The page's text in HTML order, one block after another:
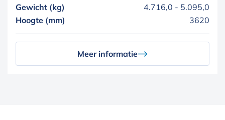
Gewicht (kg)
4.716,0 - 5.095,0
Hoogte (mm)
3620
Meer informatie